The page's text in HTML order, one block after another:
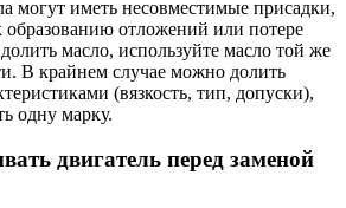
могут иметь несовместимые присадки,
образованию отложений или потере
масло, используйте масло той же
В крайнем случае можно долить
(вязкость, тип, допуски),
одну марку.
двигатель перед заменой